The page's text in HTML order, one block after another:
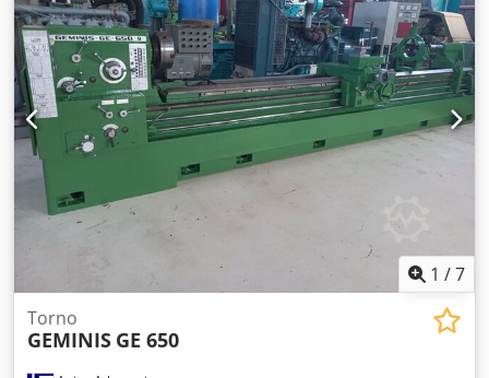
mm/min Potencia total requerida: 55 kW Peso de la
máquina aprox.: 7,5 t Espacio requerido aprox.: 7 x 2,2 x 2
m con control de ciclos R&D MTC-K Portaherramientas
MULTIFIX tamaño D Sistema de refrigeración
1 /7
Torno
GEMINIS GE 650